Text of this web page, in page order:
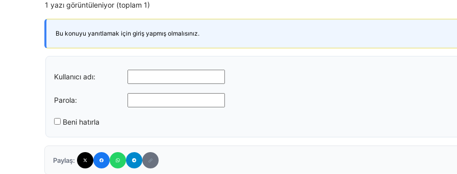
1 yazı görüntüleniyor (toplam 1)
Bu konuyu yanıtlamak için giriş yapmış olmalısınız.
Kullanıcı adı:
Parola:
Beni hatırla
Paylaş: